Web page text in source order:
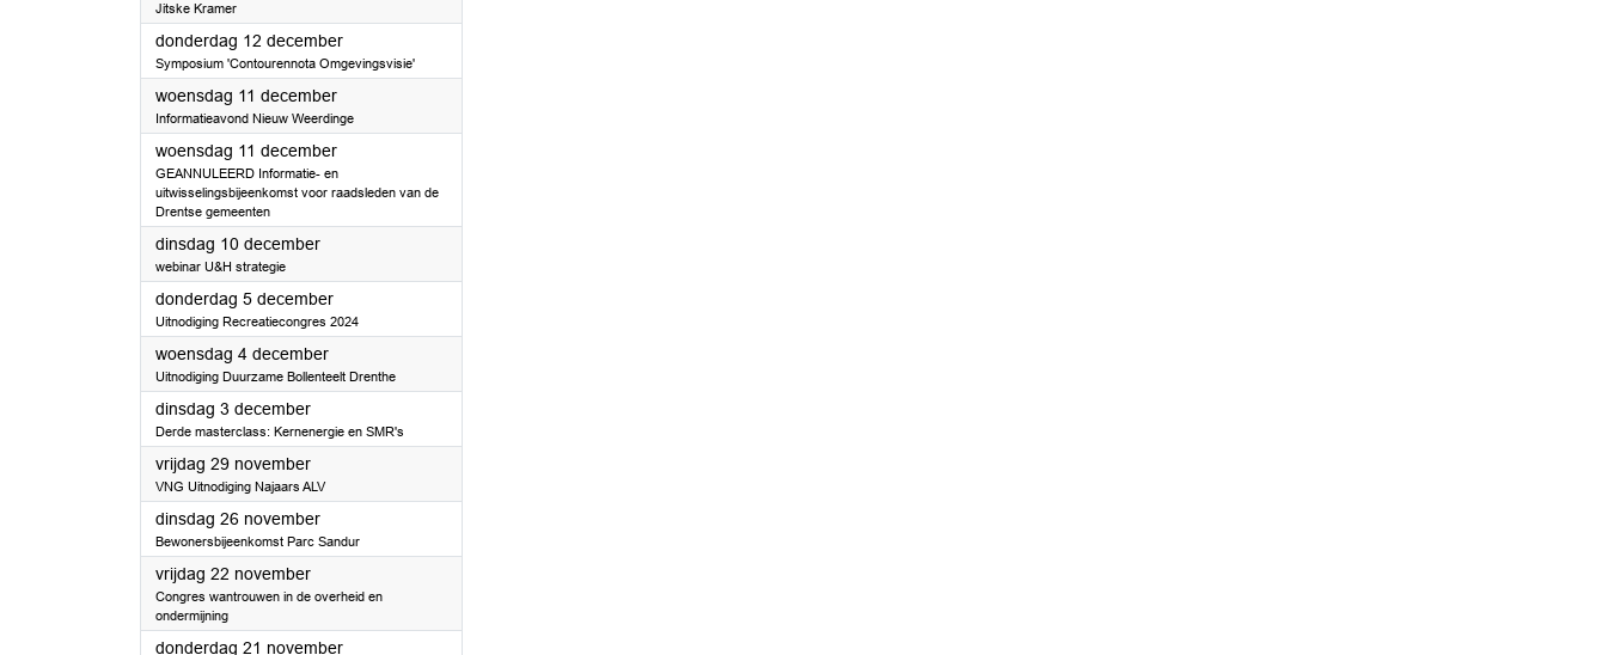
Jitske Kramer
donderdag 12 december2024
Symposium 'Contourennota Omgevingsvisie'
woensdag 11 december2024
Informatieavond Nieuw Weerdinge
woensdag 11 december2024
GEANNULEERD Informatie- en
uitwisselingsbijeenkomst voor raadsleden van de
Drentse gemeenten
dinsdag 10 december2024
webinar U&H strategie
donderdag 5 december2024
Uitnodiging Recreatiecongres 2024
woensdag 4 december2024
Uitnodiging Duurzame Bollenteelt Drenthe
dinsdag 3 december2024
Derde masterclass: Kernenergie en SMR's
vrijdag 29 november2024
VNG Uitnodiging Najaars ALV
dinsdag 26 november2024
Bewonersbijeenkomst Parc Sandur
vrijdag 22 november2024
Congres wantrouwen in de overheid en
ondermijning
donderdag 21 november2024